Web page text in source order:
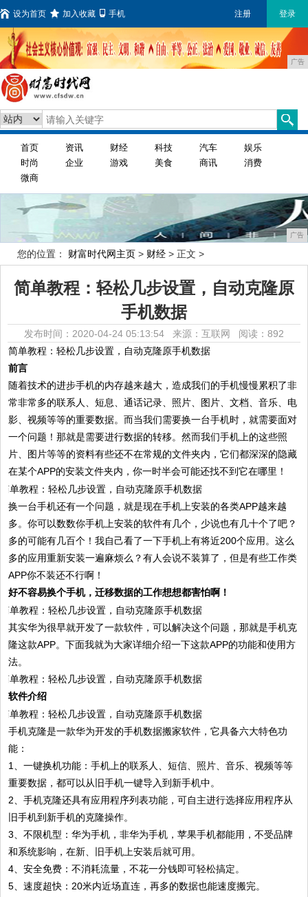
设为首页 加入收藏 手机 注册 登录
广告
首页 资讯 财经 科技 汽车
娱乐
时尚
企业 游戏 美食 商讯
消费
微商
广告
您的位置： 财富时代网主页 > 财经 > 正文 >
简单教程：轻松几步设置，自动克隆原
手机数据
发布时间：2020-04-24 05:13:54 来源：互联网 阅读：892
简单教程：轻松几步设置，自动克隆原手机数据
前言
随着技术的进步手机的内存越来越大，造成我们的手机慢慢累积了非
常非常多的联系人、短息、通话记录、照片、图片、文档、音乐、电
影、视频等等的重要数据。而当我们需要换一台手机时，就需要面对
一个问题！那就是需要进行数据的转移。然而我们手机上的这些照
片、图片等等的资料有些还不在常规的文件夹内，它们都深深的隐藏
在某个APP的安装文件夹内，你一时半会可能还找不到它在哪里！
换一台手机还有一个问题，就是现在手机上安装的各类APP越来越
多。你可以数数你手机上安装的软件有几个，少说也有几十个了吧？
多的可能有几百个！我自己看了一下手机上有将近200个应用。这么
多的应用重新安装一遍麻烦么？有人会说不装算了，但是有些工作类
APP你不装还不行啊！
好不容易换个手机，迁移数据的工作想想都害怕啊！
其实华为很早就开发了一款软件，可以解决这个问题，那就是手机克
隆这款APP。下面我就为大家详细介绍一下这款APP的功能和使用方
法。
软件介绍
手机克隆是一款华为开发的手机数据搬家软件，它具备六大特色功
能：
1、一键换机功能：手机上的联系人、短信、照片、音乐、视频等等
重要数据，都可以从旧手机一键导入到新手机中。
2、手机克隆还具有应用程序列表功能，可自主进行选择应用程序从
旧手机到新手机的克隆操作。
3、不限机型：华为手机，非华为手机，苹果手机都能用，不受品牌
和系统影响，在新、旧手机上安装后就可用。
4、安全免费：不消耗流量，不花一分钱即可轻松搞定。
5、速度超快：20米内近场直连，再多的数据也能速度搬完。